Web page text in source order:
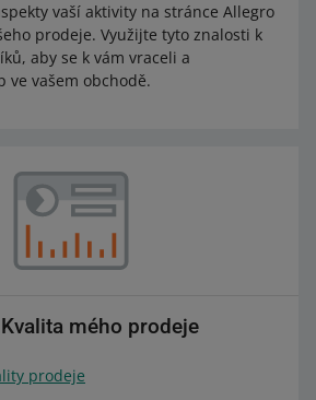
vaší aktivity na stránce Allegro
prodeje. Využijte tyto znalosti k
aby se k vám vraceli a
ve vašem obchodě.
mého prodeje
prodeje